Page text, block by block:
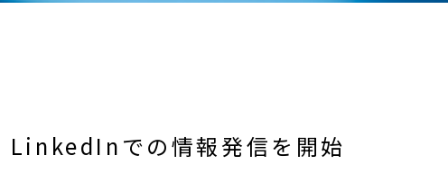
LinkedInでの情報発信を開始